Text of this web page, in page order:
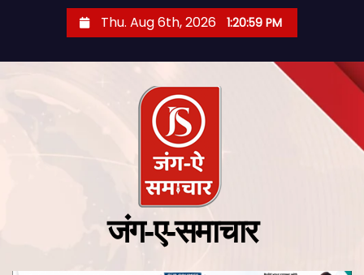
Thu. Aug 6th, 2026 1:21:00 PM
जंग-ए-समाचार